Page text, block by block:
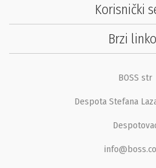
Korisnički
Brzi
BOSS str
Despota Stefana